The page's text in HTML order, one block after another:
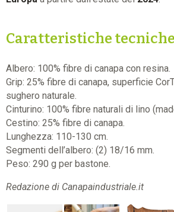
Caratteristiche
Albero: 100% fibre di canapa con resina.
Grip: 25% fibre di canapa, superficie
sughero naturale.
Cinturino: 100% fibre naturali di lino
Cestino: 25% fibre di canapa.
Lunghezza: 110-130 cm.
Segmenti dell’albero: (2) 18/16 mm.
Peso: 290 g per bastone.
Redazione di Canapaindustriale.it